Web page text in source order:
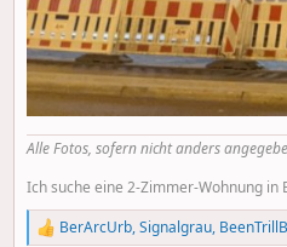
Alle Fotos, sofern nicht anders
Ich suche eine 2-Zimmer-Wohnung
R
BerArcUrb,Signalgrau,